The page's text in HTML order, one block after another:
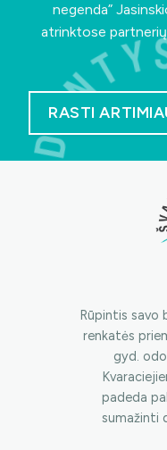
negenda”
atrinktose
RASTI
Rūpintis savo
renkatės
gyd.
padeda
sumažinti